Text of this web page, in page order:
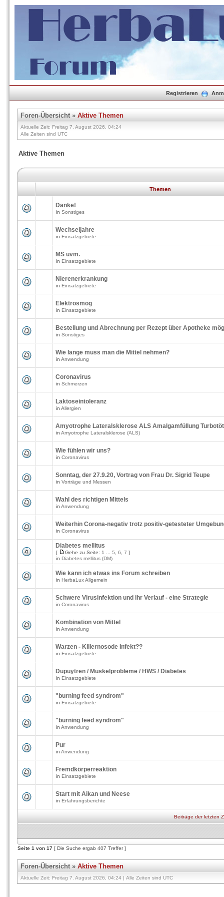
Registrieren
Foren-Übersicht» Aktive Themen
Aktuelle Zeit: Freitag 7. August 2026, 04:24
Alle Zeiten sind UTC
Aktive Themen
Themen
Danke!
in Sonstiges
Wechseljahre
in Einsatzgebiete
MS uvm.
in Einsatzgebiete
Nierenerkrankung
in Einsatzgebiete
Elektrosmog
in Einsatzgebiete
Bestellung und Abrechnung per Rezept über Apotheke
in Sonstiges
Wie lange muss man die Mittel nehmen?
in Anwendung
Coronavirus
in Schmerzen
Laktoseintoleranz
in Allergien
Amyotrophe Lateralsklerose ALS Amalgamfüllung
in Amyotrophe Lateralsklerose (ALS)
Wie fühlen wir uns?
in Coronavirus
Sonntag, der 27.9.20, Vortrag von Frau Dr. Sigrid Teupe
in Vorträge und Messen
Wahl des richtigen Mittels
in Anwendung
Weiterhin Corona-negativ trotz positiv-getesteter
in Coronavirus
Diabetes mellitus
[ Gehe zu Seite: 1 5 6 7 ]
in Diabetes mellitus (DM)
Wie kann ich etwas ins Forum schreiben
in HerbaLux Allgemein
Schwere Virusinfektion und ihr Verlauf - eine Strategie
in Coronavirus
Kombination von Mittel
in Anwendung
Warzen - Killernosode Infekt??
in Einsatzgebiete
Dupuytren / Muskelprobleme / HWS / Diabetes
in Einsatzgebiete
"burning feed syndrom"
in Einsatzgebiete
"burning feed syndrom"
in Anwendung
Pur
in Anwendung
Fremdkörperreaktion
in Einsatzgebiete
Start mit Aikan und Neese
in Erfahrungsberichte
Beiträge der letzten
Seite 1 von 17 [ Die Suche ergab 407 Treffer ]
Foren-Übersicht» Aktive Themen
Aktuelle Zeit: Freitag 7. August 2026, 04:24 | Alle Zeiten sind UTC